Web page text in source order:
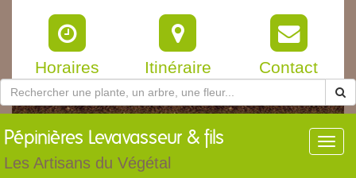
Horaires Itinéraire Contact
Pépinières Levavasseur & fils
Les Artisans du Végétal